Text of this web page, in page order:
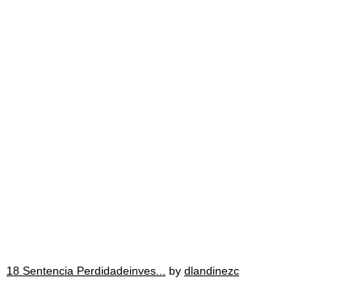
18 Sentencia Perdidadeinves... by dlandinezc